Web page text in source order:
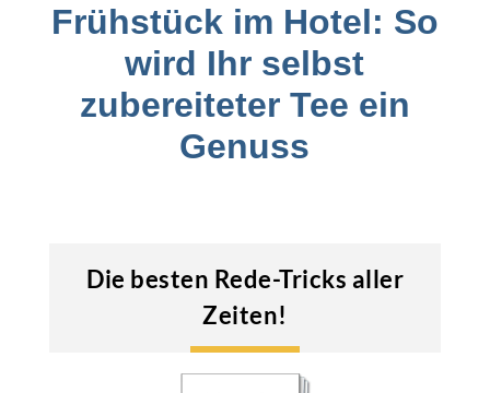
Frühstück im Hotel: So
wird Ihr selbst
zubereiteter Tee ein
Genuss